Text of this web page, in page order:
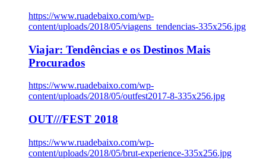
https://www.ruadebaixo.com/wp-
content/uploads/2018/05/viagens_tendencias-335x256.jpg
Viajar: Tendências e os Destinos Mais
Procurados
https://www.ruadebaixo.com/wp-
content/uploads/2018/05/outfest2017-8-335x256.jpg
OUT///FEST 2018
https://www.ruadebaixo.com/wp-
content/uploads/2018/05/brut-experience-335x256.jpg